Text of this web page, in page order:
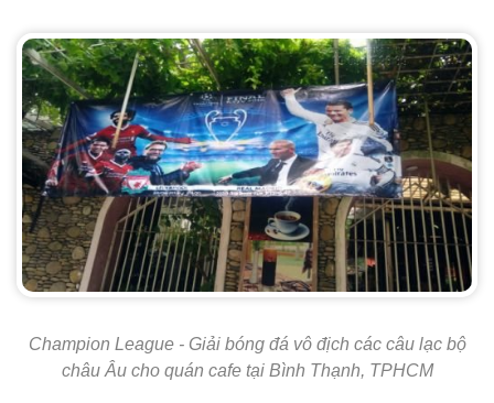
Champion League - Giải bóng đá vô địch các câu lạc bộ
châu Âu cho quán cafe tại Bình Thạnh, TPHCM